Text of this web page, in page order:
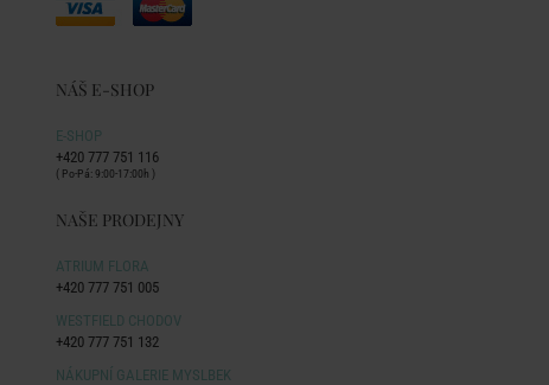
NÁŠ E-SHOP
E-SHOP
+420 777 751 116
( Po-Pá: 9:00-17:00h )
NAŠE PRODEJNY
ATRIUM FLORA
+420 777 751 005
WESTFIELD CHODOV
+420 777 751 132
NÁKUPNÍ GALERIE MYSLBEK